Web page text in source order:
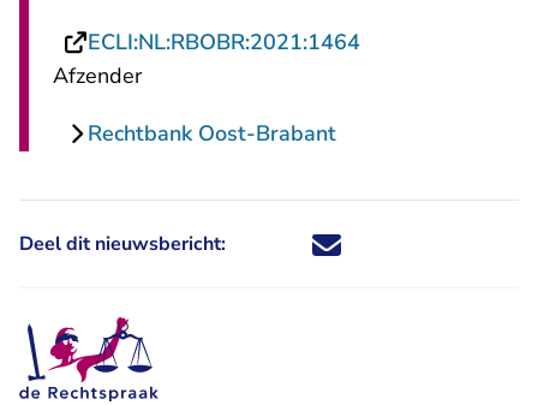
ECLI:NL:RBOBR:2021:1464- U verlaat
Afzender
Rechtbank Oost-Brabant
Deel dit nieuwsbericht: Deel dit nieuwsbericht via X -
Deel dit nieuwsbericht via
Deel dit nieuwsbericht
Deel dit